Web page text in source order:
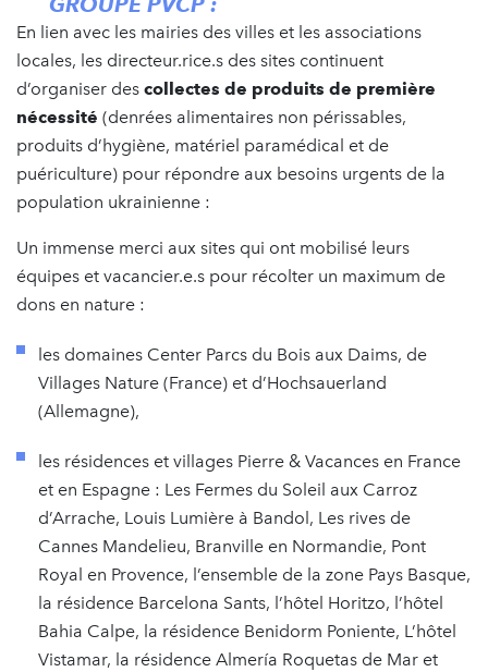
En lien avec les mairies des villes et les associations
locales, les directeur.rice.s des sites continuent
d’organiser des collectes de produits de première
nécessité (denrées alimentaires non périssables,
produits d’hygiène, matériel paramédical et de
puériculture) pour répondre aux besoins urgents de la
population ukrainienne :
Un immense merci aux sites qui ont mobilisé leurs
équipes et vacancier.e.s pour récolter un maximum de
dons en nature :
les domaines Center Parcs du Bois aux Daims, de
Villages Nature (France) et d’Hochsauerland
(Allemagne),
les résidences et villages Pierre & Vacances en France
et en Espagne : Les Fermes du Soleil aux Carroz
d’Arrache, Louis Lumière à Bandol, Les rives de
Cannes Mandelieu, Branville en Normandie, Pont
Royal en Provence, l’ensemble de la zone Pays Basque,
la résidence Barcelona Sants, l’hôtel Horitzo, l’hôtel
Bahia Calpe, la résidence Benidorm Poniente, L’hôtel
Vistamar, la résidence Almería Roquetas de Mar et